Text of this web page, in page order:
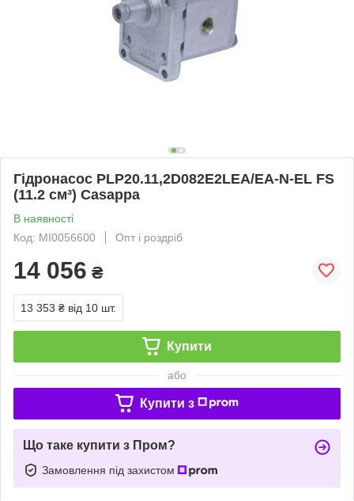
Гідронасос PLP20.11,2D082E2LEA/EA-N-EL FS
(11.2 см³) Casappa
В наявності
Код: MI0056600
Опт і роздріб
14 056 ₴
13 353 ₴ від 10 шт.
Купити
або
Купити з
Що таке купити з Пром?
Замовлення під захистом